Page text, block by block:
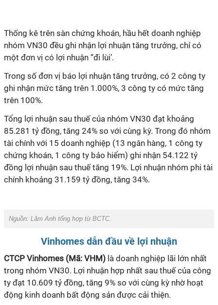
Thống kê trên sàn chứng khoán, hầu hết doanh nghiệp
nhóm VN30 đều ghi nhận lợi nhuận tăng trưởng, chỉ có
một đơn vị có lợi nhuận “đi lùi’.
Trong số đơn vị báo lợi nhuận tăng trưởng, có 2 công ty
ghi nhận mức tăng trên 1.000%, 3 công ty có mức tăng
trên 100%.
Tổng lợi nhuận sau thuế của nhóm VN30 đạt khoảng
85.281 tỷ đồng, tăng 24% so với cùng kỳ. Trong đó nhóm
tài chính với 15 doanh nghiệp (13 ngân hàng, 1 công ty
chứng khoán, 1 công ty bảo hiểm) ghi nhận 54.122 tỷ
đồng lợi nhuận sau thuế tăng 19%. Lợi nhuận nhóm phi tài
chính khoảng 31.159 tỷ đồng, tăng 34%.
Nguồn: Lâm Anh tổng hợp từ BCTC.
Vinhomes dẫn đầu về lợi nhuận
CTCP Vinhomes (Mã: VHM) là doanh nghiệp lãi lớn nhất
trong nhóm VN30. Lợi nhuận hợp nhất sau thuế của công
ty đạt 10.609 tỷ đồng, tăng 9% so với cùng kỳ nhờ hoạt
động kinh doanh bất động sản được cải thiện.